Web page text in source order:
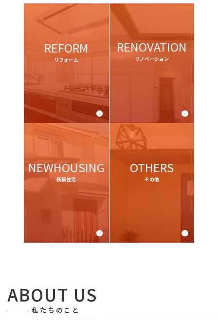
REFORM
リフォーム
RENOVATION
リノベーション
NEWHOUSING
新築住宅
OTHERS
その他
ABOUT US
私たちのこと